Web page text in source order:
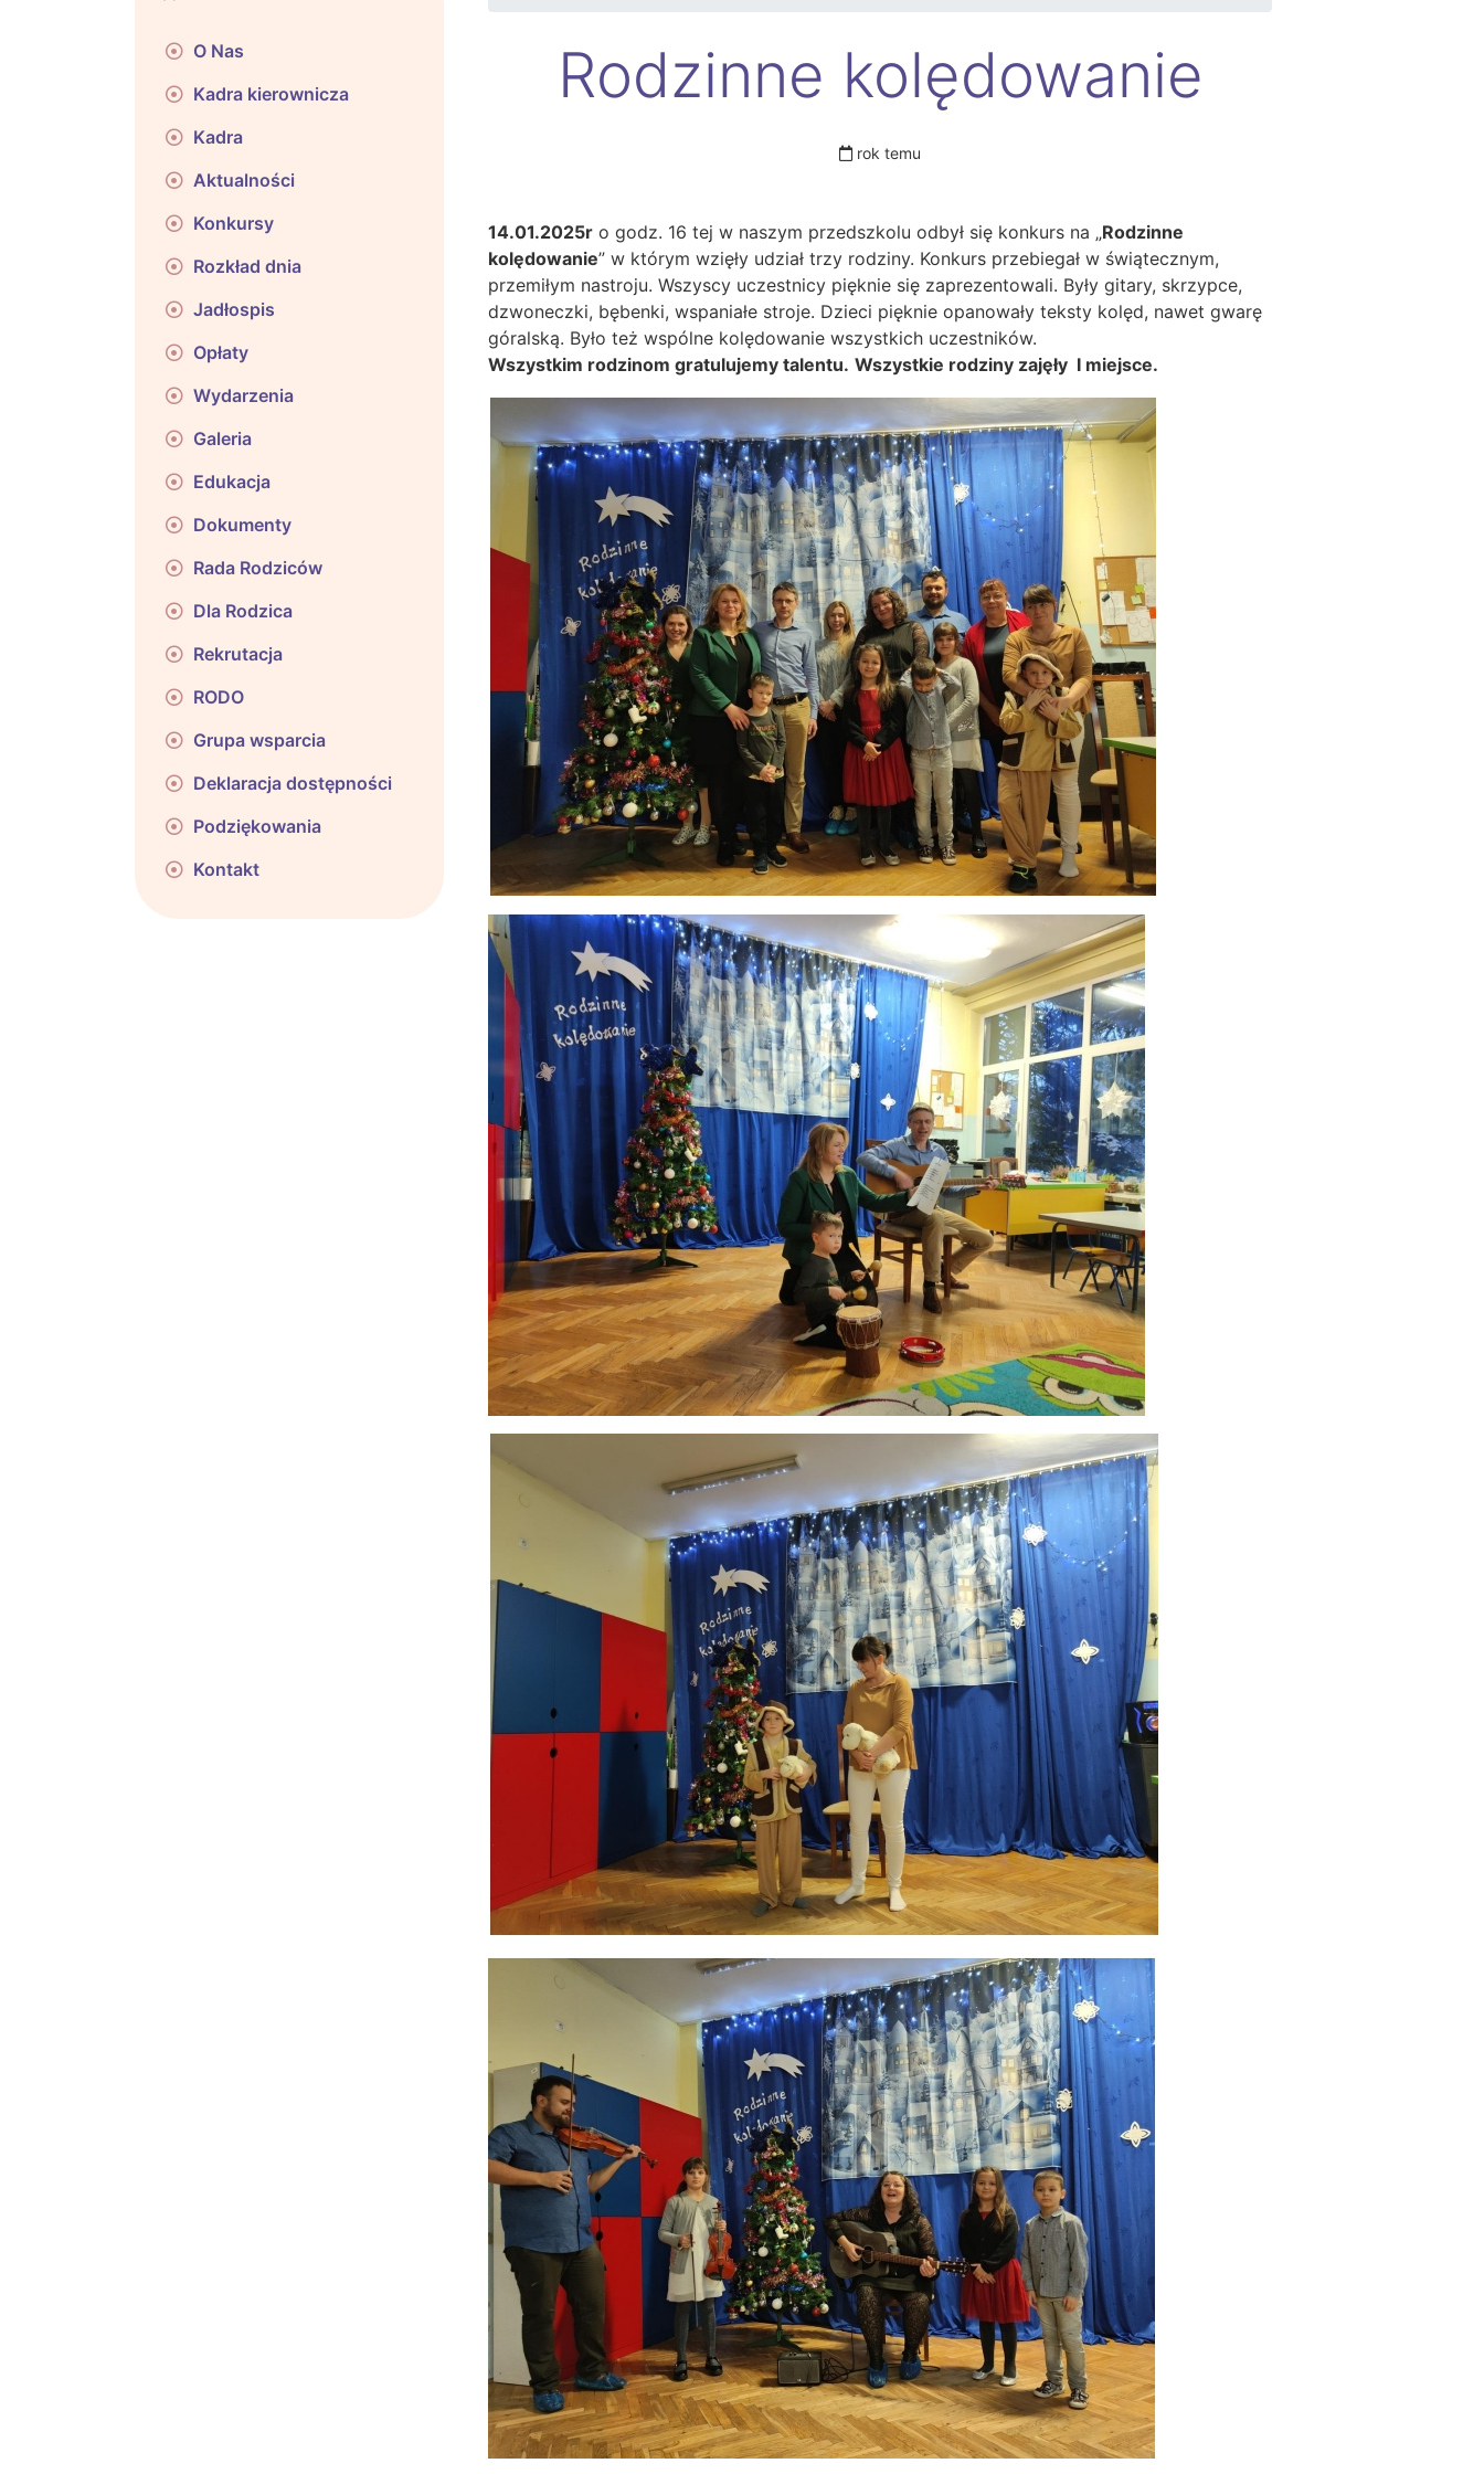
O Nas
Kadra kierownicza
Kadra
Aktualności
Konkursy
Rozkład dnia
Jadłospis
Opłaty
Wydarzenia
Galeria
Edukacja
Dokumenty
Rada Rodziców
Dla Rodzica
Rekrutacja
RODO
Grupa wsparcia
Deklaracja dostępności
Podziękowania
Kontakt
Rodzinne kolędowanie
rok temu
14.01.2025r o godz. 16 tej w naszym przedszkolu odbył się konkurs na „Rodzinne
kolędowanie” w którym wzięły udział trzy rodziny. Konkurs przebiegał w świątecznym,
przemiłym nastroju. Wszyscy uczestnicy pięknie się zaprezentowali. Były gitary, skrzypce,
dzwoneczki, bębenki, wspaniałe stroje. Dzieci pięknie opanowały teksty kolęd, nawet gwarę
góralską. Było też wspólne kolędowanie wszystkich uczestników.
Wszystkim rodzinom gratulujemy talentu. Wszystkie rodziny zajęły I miejsce.